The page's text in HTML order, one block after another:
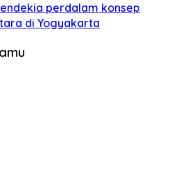
perdalam konsep
di Yogyakarta